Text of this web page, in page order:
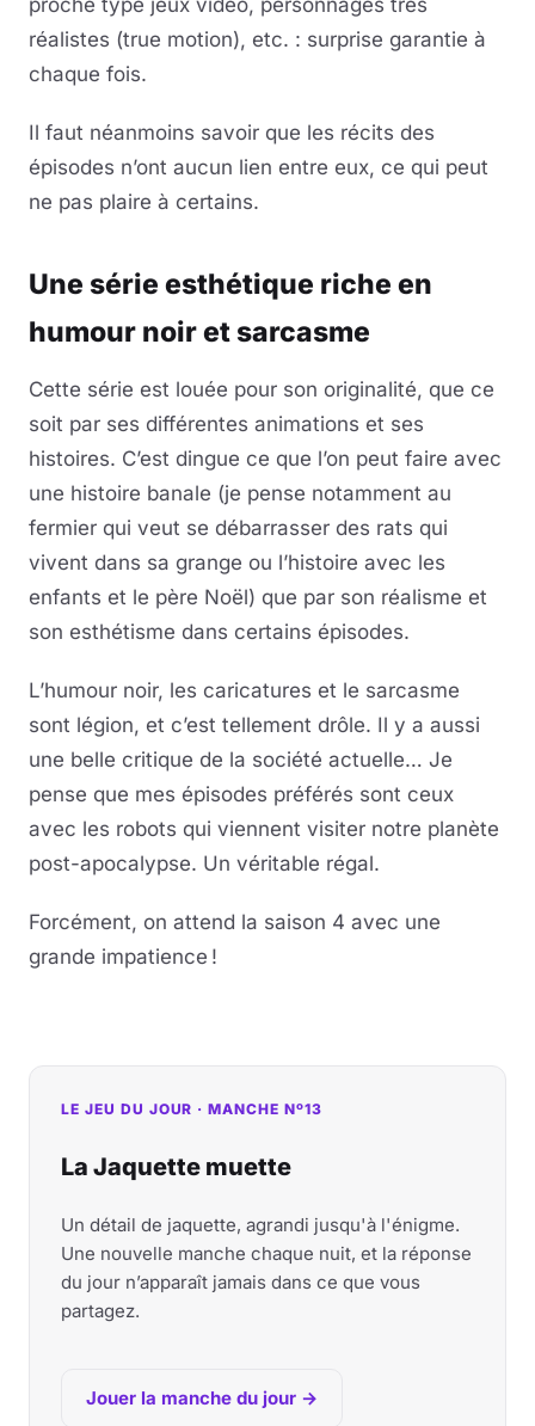
proche type jeux vidéo, personnages très
réalistes (true motion), etc. : surprise garantie à
chaque fois.
Il faut néanmoins savoir que les récits des
épisodes n’ont aucun lien entre eux, ce qui peut
ne pas plaire à certains.
Une série esthétique riche en
humour noir et sarcasme
Cette série est louée pour son originalité, que ce
soit par ses différentes animations et ses
histoires. C’est dingue ce que l’on peut faire avec
une histoire banale (je pense notamment au
fermier qui veut se débarrasser des rats qui
vivent dans sa grange ou l’histoire avec les
enfants et le père Noël) que par son réalisme et
son esthétisme dans certains épisodes.
L’humour noir, les caricatures et le sarcasme
sont légion, et c’est tellement drôle. Il y a aussi
une belle critique de la société actuelle… Je
pense que mes épisodes préférés sont ceux
avec les robots qui viennent visiter notre planète
post-apocalypse. Un véritable régal.
Forcément, on attend la saison 4 avec une
grande impatience !
LE JEU DU JOUR · MANCHE Nº13
La Jaquette muette
Un détail de jaquette, agrandi jusqu'à l'énigme.
Une nouvelle manche chaque nuit, et la réponse
du jour n’apparaît jamais dans ce que vous
partagez.
Jouer la manche du jour →